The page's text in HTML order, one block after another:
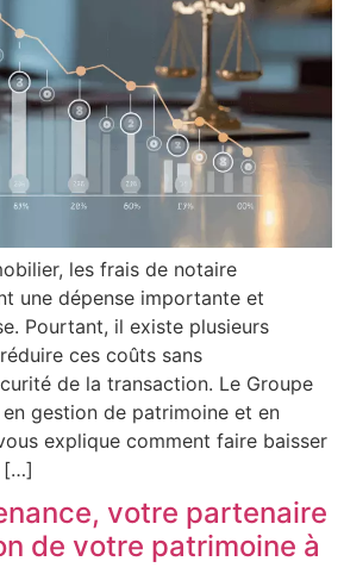
les frais de notaire
une dépense importante et
Pourtant, il existe plusieurs
ces coûts sans
de la transaction. Le Groupe
gestion de patrimoine et en
explique comment faire baisser
[…]
votre partenaire
de votre patrimoine à